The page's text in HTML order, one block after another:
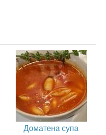
Доматена супа